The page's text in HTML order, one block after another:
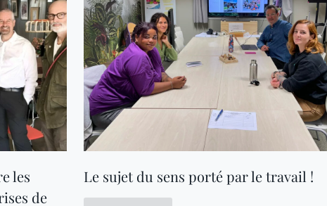
les
de
Le sujet du sens porté par le travail !